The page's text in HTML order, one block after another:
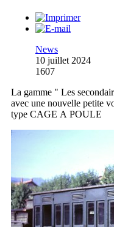
News
10 juillet 2024
1607
La gamme " Les
avec une nouvelle petite
type CAGE A POULE